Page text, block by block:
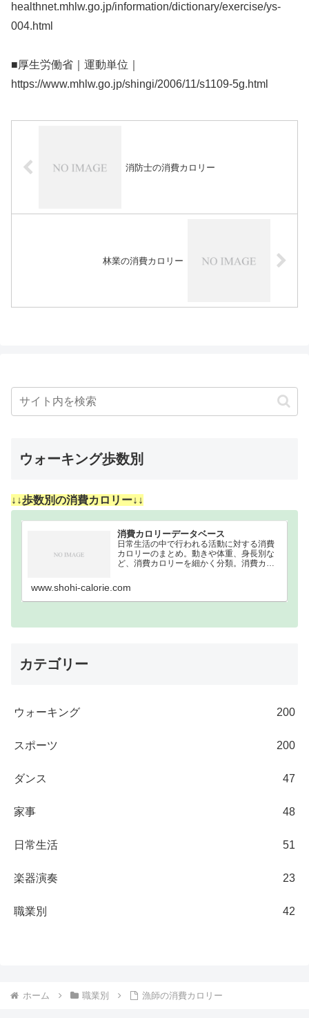
healthnet.mhlw.go.jp/information/dictionary/exercise/ys-
004.html
■厚生労働省｜運動単位｜
https://www.mhlw.go.jp/shingi/2006/11/s1109-5g.html
消防士の消費カロリー
林業の消費カロリー
ウォーキング歩数別
↓↓歩数別の消費カロリー↓↓
消費カロリーデータベース
日常生活の中で行われる活動に対する消費
カロリーのまとめ。動きや体重、身長別な
ど、消費カロリーを細かく分類。消費カロ
600歩700歩800歩900歩10…
www.shohi-calorie.com
カテゴリー
ウォーキング 200
スポーツ 200
ダンス 47
家事 48
日常生活 51
楽器演奏 23
職業別 42
ホーム 職業別 漁師の消費カロリー